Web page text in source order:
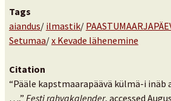
Tags
aiandus/ ilmastik/
Setumaa/x Kevade lähenemine
Citation
“Pääle kapstmaarapäävä külmä-i inäb
…,” Eesti rahvakalender, accessed